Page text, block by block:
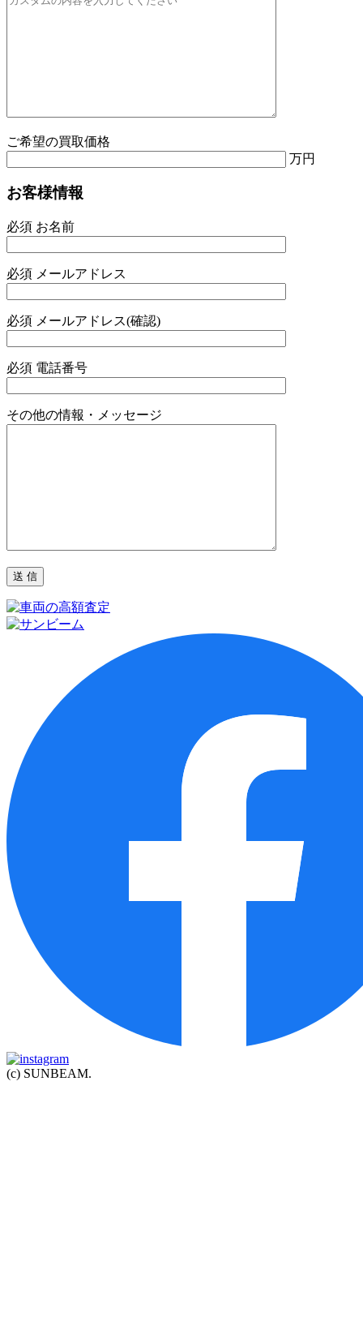
ご希望の買取価格
万円
お客様情報
必須 お名前
必須 メールアドレス
必須 メールアドレス(確認)
必須 電話番号
その他の情報・メッセージ
(c) SUNBEAM.